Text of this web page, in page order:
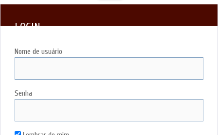
LOGIN
Nome de usuário
Senha